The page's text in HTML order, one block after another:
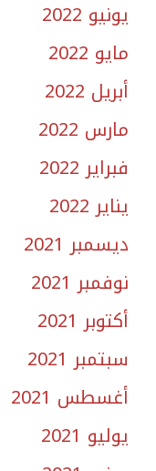
يونيو 2022
مايو 2022
أبريل 2022
مارس 2022
فبراير 2022
يناير 2022
ديسمبر 2021
نوفمبر 2021
أكتوبر 2021
سبتمبر 2021
أغسطس 2021
يوليو 2021